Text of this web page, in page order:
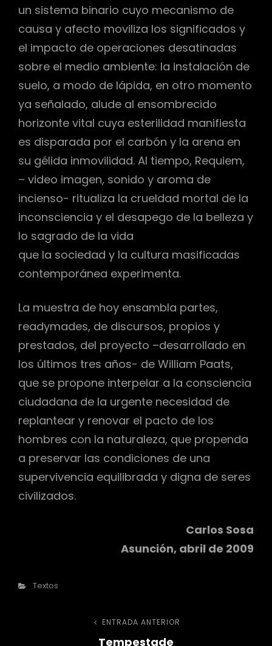
un sistema binario cuyo mecanismo de
causa y afecto moviliza los significados y
el impacto de operaciones desatinadas
sobre el medio ambiente: la instalación de
suelo, a modo de lápida, en otro momento
ya señalado, alude al ensombrecido
horizonte vital cuya esterilidad manifiesta
es disparada por el carbón y la arena en
su gélida inmovilidad. Al tiempo, Requiem,
– video imagen, sonido y aroma de
incienso- ritualiza la crueldad mortal de la
inconsciencia y el desapego de la belleza y
lo sagrado de la vida
que la sociedad y la cultura masificadas
contemporánea experimenta.
La muestra de hoy ensambla partes,
readymades, de discursos, propios y
prestados, del proyecto –desarrollado en
los últimos tres años- de William Paats,
que se propone interpelar a la consciencia
ciudadana de la urgente necesidad de
replantear y renovar el pacto de los
hombres con la naturaleza, que propenda
a preservar las condiciones de una
supervivencia equilibrada y digna de seres
civilizados.
Carlos Sosa
Asunción, abril de 2009
Categorías
Textos
NavegaciónEntrada
ENTRADA ANTERIOR
Tempestade